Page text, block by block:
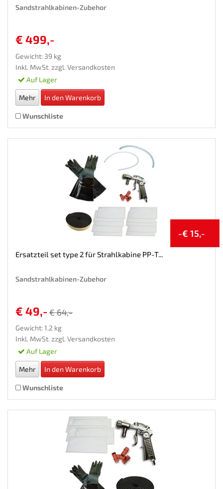
Sandstrahlkabinen-Zubehor
€ 499,-
Gewicht: 39 kg
Inkl. MwSt. zzgl. Versandkosten
Auf Lager
Mehr In den Warenkorb
Wunschliste
-€ 15,-
Ersatzteil set type 2 für Strahlkabine PP-T...
Sandstrahlkabinen-Zubehor
€ 49,- € 64,-
Gewicht: 1.2 kg
Inkl. MwSt. zzgl. Versandkosten
Auf Lager
Mehr In den Warenkorb
Wunschliste